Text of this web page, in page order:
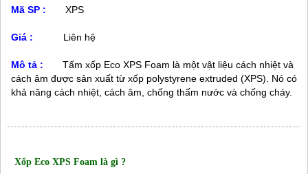
Mã SP : XPS
Giá : Liên hệ
Mô tả :
Tấm xốp Eco XPS Foam là một vật liệu cách nhiệt và
cách âm được sản xuất từ xốp polystyrene extruded (XPS). Nó có
khả năng cách nhiệt, cách âm, chống thấm nước và chống cháy.
Xốp Eco XPS Foam là gì ?